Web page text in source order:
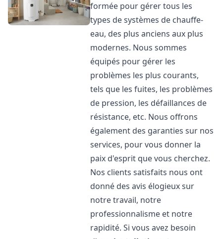
formée pour gérer tous les
types de systèmes de chauffe-
eau, des plus anciens aux plus
modernes. Nous sommes
équipés pour gérer les
problèmes les plus courants,
tels que les fuites, les problèmes
de pression, les défaillances de
résistance, etc. Nous offrons
également des garanties sur nos
services, pour vous donner la
paix d'esprit que vous cherchez.
Nos clients satisfaits nous ont
donné des avis élogieux sur
notre travail, notre
professionnalisme et notre
rapidité. Si vous avez besoin